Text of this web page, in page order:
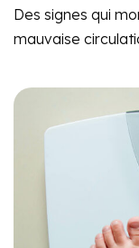
Des signes qui
mauvaise